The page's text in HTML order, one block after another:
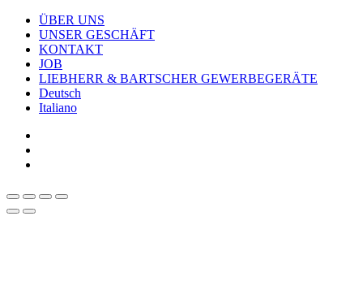
ÜBER UNS
UNSER GESCHÄFT
KONTAKT
JOB
LIEBHERR & BARTSCHER GEWERBEGERÄTE
Deutsch
Italiano